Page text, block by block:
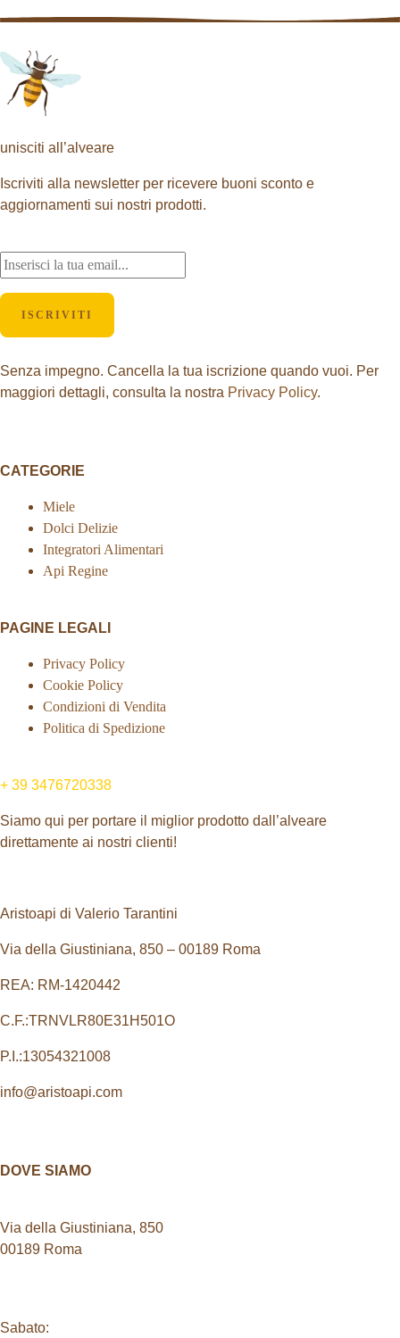
unisciti all’alveare
Iscriviti alla newsletter per ricevere buoni sconto e
aggiornamenti sui nostri prodotti.
ISCRIVITI
Senza impegno. Cancella la tua iscrizione quando vuoi. Per
maggiori dettagli, consulta la nostra Privacy Policy.
CATEGORIE
Miele
Dolci Delizie
Integratori Alimentari
Api Regine
PAGINE LEGALI
Privacy Policy
Cookie Policy
Condizioni di Vendita
Politica di Spedizione
+ 39 3476720338
Siamo qui per portare il miglior prodotto dall’alveare
direttamente ai nostri clienti!
Aristoapi di Valerio Tarantini
Via della Giustiniana, 850 – 00189 Roma
REA: RM-1420442
C.F.:TRNVLR80E31H501O
P.I.:13054321008
info@aristoapi.com
DOVE SIAMO
Via della Giustiniana, 850
00189 Roma
Sabato: